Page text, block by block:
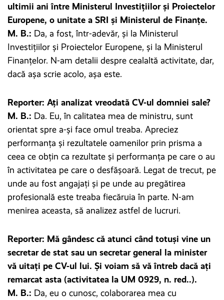
ultimii ani între Ministerul Investițiilor și Proiectelor
Europene, o unitate a SRI și Ministerul de Finanțe.
M. B.: Da, a fost, într-adevăr, și la Ministerul
Investițiilor și Proiectelor Europene, și la Ministerul
Finanțelor. N-am detalii despre cealaltă activitate, dar,
dacă așa scrie acolo, așa este.
Reporter: Ați analizat vreodată CV-ul domniei sale?
M. B.: Da. Eu, în calitatea mea de ministru, sunt
orientat spre a-și face omul treaba. Apreciez
performanța și rezultatele oamenilor prin prisma a
ceea ce obțin ca rezultate și performanța pe care o au
în activitatea pe care o desfășoară. Legat de trecut, pe
unde au fost angajați și pe unde au pregătirea
profesională este treaba fiecăruia în parte. N-am
menirea aceasta, să analizez astfel de lucruri.
Reporter: Mă gândesc că atunci când totuși vine un
secretar de stat sau un secretar general la minister
vă uitați pe CV-ul lui. Și voiam să vă întreb dacă ați
remarcat asta (activitatea la UM 0929, n. red..).
M. B.: Da, eu o cunosc, colaborarea mea cu